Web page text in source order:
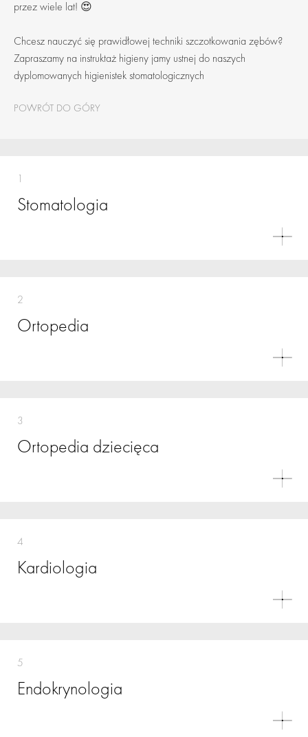
przez wiele lat! 😍
Chcesz nauczyć się prawidłowej techniki szczotkowania zębów?
Zapraszamy na instruktaż higieny jamy ustnej do naszych
dyplomowanych higienistek stomatologicznych
POWRÓT DO GÓRY
1
Stomatologia
2
Ortopedia
3
Ortopedia dziecięca
4
Kardiologia
5
Endokrynologia